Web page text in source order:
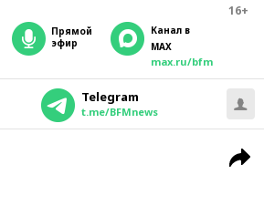
16+
прямой
эфир
Канал в
MAX
max.ru/bfm
Telegram
t.me/BFMnews